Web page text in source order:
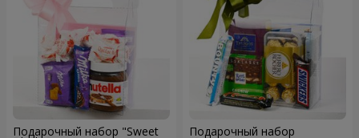
Подарочный набор "Sweet Подарочный набор